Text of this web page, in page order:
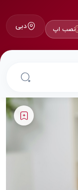
نصب اپ دبی